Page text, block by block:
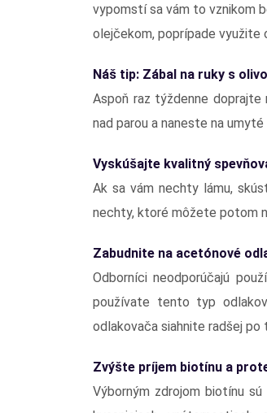
vypomstí sa vám to vznikom
olejčekom, poprípade využite
Náš tip: Zábal na ruky s
Aspoň raz týždenne
nad parou a naneste na
Vyskúšajte kvalitný
Ak sa vám nechty lámu,
nechty, ktoré môžete potom
Zabudnite na acetónové
Odborníci neodporúčajú
používate tento typ
odlakovača siahnite radšej po
Zvýšte príjem biotínu a
Výborným zdrojom biotínu